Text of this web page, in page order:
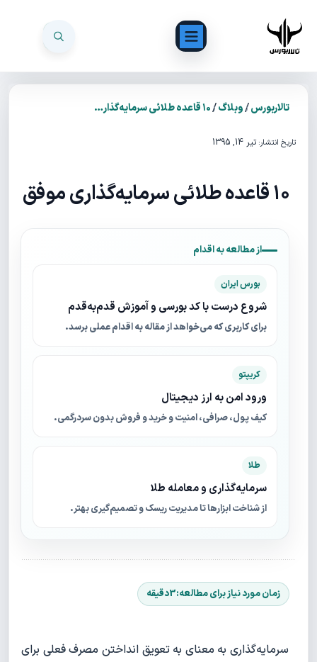
تالاربورس/وبلاگ/ ۱۰ قاعده طلائی سرمایه‌گذاری موفق
تاریخ انتشار:تیر 14, 1395
۱۰ قاعده طلائی سرمایه‌گذاری موفق
از مطالعه به اقدام
بورس ایران
شروع درست با کد بورسی و آموزش قدم‌به‌قدم
برای کاربری که می‌خواهد از مقاله به اقدام عملی برسد.
کریپتو
ورود امن به ارز دیجیتال
کیف پول، صرافی، امنیت و خرید و فروش بدون سردرگمی.
طلا
سرمایه‌گذاری و معامله طلا
از شناخت ابزارها تا مدیریت ریسک و تصمیم‌گیری بهتر.
سرمایه‌گذاری به معنای به تعویق انداختن مصرف فعلی برای